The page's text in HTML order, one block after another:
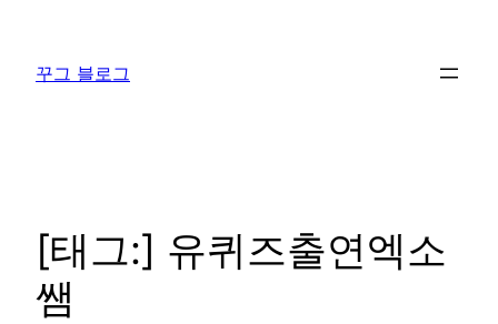
꾸그 블로그
[태그:] 유퀴즈출연엑소
쌤